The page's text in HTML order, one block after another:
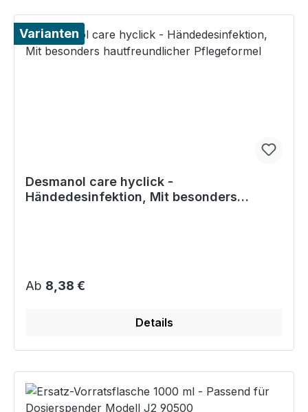
Varianten
Desmanol care hyclick -
Händedesinfektion, Mit besonders
Regulärer Preis:
Ab 8,38 €
Details